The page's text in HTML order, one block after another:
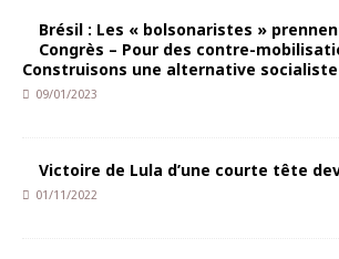
Brésil : Les « bolsonaristes »
Congrès – Pour des contre-
Construisons une alternative
09/01/2023
Victoire de Lula d’une courte tête
01/11/2022